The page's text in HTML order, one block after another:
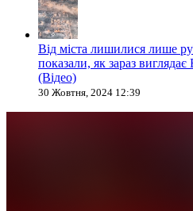
Від міста лишилися лише
показали, як зараз
(Відео)
30 Жовтня, 2024 12:39